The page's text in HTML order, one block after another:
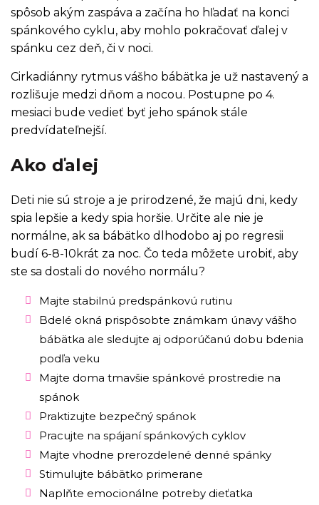
spôsob akým zaspáva a začína ho hľadať na konci
spánkového cyklu, aby mohlo pokračovať ďalej v
spánku cez deň, či v noci.
Cirkadiánny rytmus vášho bábätka je už nastavený a
rozlišuje medzi dňom a nocou. Postupne po 4.
mesiaci bude vedieť byť jeho spánok stále
predvídateľnejší.
Ako ďalej
Deti nie sú stroje a je prirodzené, že majú dni, kedy
spia lepšie a kedy spia horšie. Určite ale nie je
normálne, ak sa bábätko dlhodobo aj po regresii
budí 6-8-10krát za noc. Čo teda môžete urobiť, aby
ste sa dostali do nového normálu?
Majte stabilnú predspánkovú rutinu
Bdelé okná prispôsobte známkam únavy vášho
bábätka ale sledujte aj odporúčanú dobu bdenia
podľa veku
Majte doma tmavšie spánkové prostredie na
spánok
Praktizujte bezpečný spánok
Pracujte na spájaní spánkových cyklov
Majte vhodne prerozdelené denné spánky
Stimulujte bábätko primerane
Naplňte emocionálne potreby dieťatka